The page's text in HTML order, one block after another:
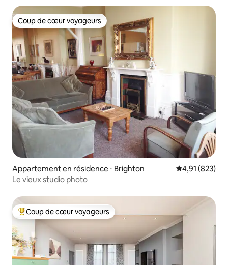
Coup de cœur voyageurs
Coup de cœur voyageurs
Appartement en résidence ⋅ Brighton Évaluation
4,91 (823)
Le vieux studio photo
Coups de cœur voyageurs les plus appréciés
Coup de cœur voyageurs